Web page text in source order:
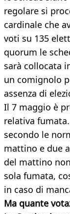
regolare si
cardinale che
voti su 135
quorum le
sarà collocata
un comignolo
assenza di
Il 7 maggio è
relativa
secondo le
mattino e due
del mattino
sola fumata,
in caso di
Ma quante